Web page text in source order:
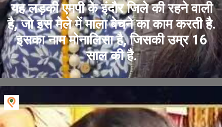
यह लड़की एमपी के इंदौर जिले की रहने वाली
है, जो इस मेले में माला बेचने का काम करती है.
इसका नाम मोनालिसा है, जिसकी उम्र 16
साल की है.